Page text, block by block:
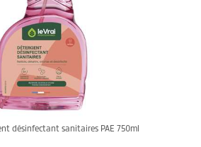
désinfectant sanitaires PAE 750ml